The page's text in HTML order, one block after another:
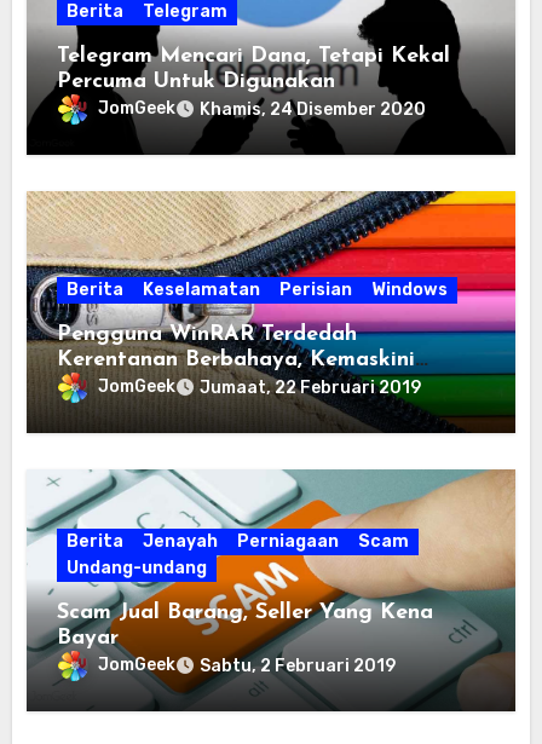
Berita Telegram
Telegram Mencari Dana, Tetapi Kekal
Percuma Untuk Digunakan
JomGeek Khamis, 24 Disember 2020
Berita Keselamatan Perisian Windows
Pengguna WinRAR Terdedah
Kerentanan Berbahaya, Kemaskini
SegeraJomGeek Jumaat, 22 Februari 2019
Berita Jenayah Perniagaan
Scam
Undang-undang
Scam Jual Barang, Seller Yang Kena
Bayar
JomGeek Sabtu, 2 Februari 2019